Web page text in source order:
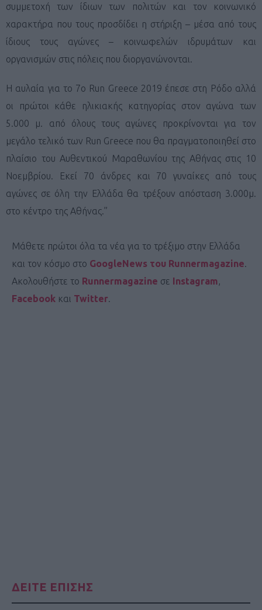
συμμετοχή των ίδιων των πολιτών και τον κοινωνικό
χαρακτήρα που τους προσδίδει η στήριξη – μέσα από τους
ίδιους τους αγώνες – κοινωφελών ιδρυμάτων και
οργανισμών στις πόλεις που διοργανώνονται.
Η αυλαία για το 7ο Run Greece 2019 έπεσε στη Ρόδο αλλά
οι πρώτοι κάθε ηλικιακής κατηγορίας στον αγώνα των
5.000 μ. από όλους τους αγώνες προκρίνονται για τον
μεγάλο τελικό των Run Greece που θα πραγματοποιηθεί στο
πλαίσιο του Αυθεντικού Μαραθωνίου της Αθήνας στις 10
Νοεμβρίου. Εκεί 70 άνδρες και 70 γυναίκες από τους
αγώνες σε όλη την Ελλάδα θα τρέξουν απόσταση 3.000μ.
στο κέντρο της Αθήνας.”
Μάθετε πρώτοι όλα τα νέα για το τρέξιμο στην Ελλάδα
και τον κόσμο στο GoogleNews του Runnermagazine.
Ακολουθήστε το Runnermagazine σε Instagram,
Facebook και Twitter.
ΔΕΙΤΕ ΕΠΙΣΗΣ